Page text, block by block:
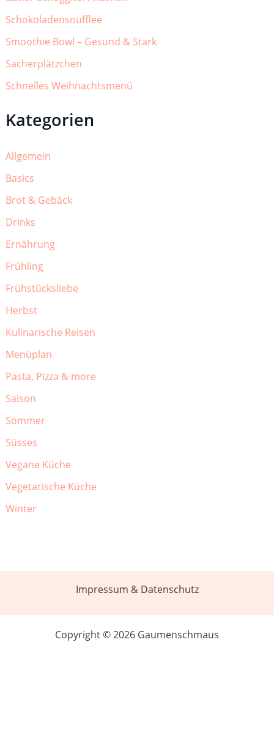
Schokoladensoufflee
Smoothie Bowl – Gesund & Stark
Sacherplätzchen
Schnelles Weihnachtsmenü
Kategorien
Allgemein
Basics
Brot & Gebäck
Drinks
Ernährung
Frühling
Frühstücksliebe
Herbst
Kulinarische Reisen
Menüplan
Pasta, Pizza & more
Saison
Sommer
Süsses
Vegane Küche
Vegetarische Küche
Winter
Impressum & Datenschutz
Copyright © 2026 Gaumenschmaus